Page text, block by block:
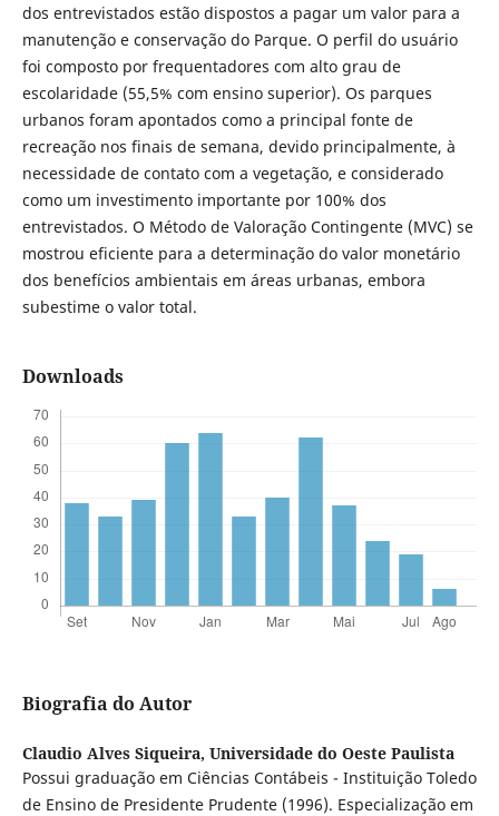
dos entrevistados estão dispostos a pagar um valor para a
manutenção e conservação do Parque. O perfil do usuário
foi composto por frequentadores com alto grau de
escolaridade (55,5% com ensino superior). Os parques
urbanos foram apontados como a principal fonte de
recreação nos finais de semana, devido principalmente, à
necessidade de contato com a vegetação, e considerado
como um investimento importante por 100% dos
entrevistados. O Método de Valoração Contingente (MVC) se
mostrou eficiente para a determinação do valor monetário
dos benefícios ambientais em áreas urbanas, embora
subestime o valor total.
Downloads
Biografia do Autor
Claudio Alves Siqueira, Universidade do Oeste Paulista
Possui graduação em Ciências Contábeis - Instituição Toledo
de Ensino de Presidente Prudente (1996). Especialização em